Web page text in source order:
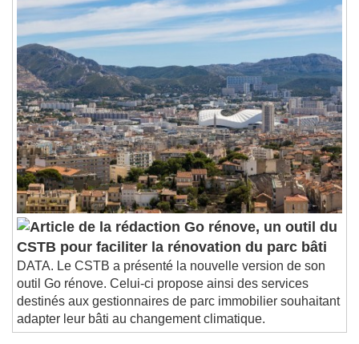
Go rénove, un outil du
CSTB pour faciliter la rénovation du parc bâti
DATA. Le CSTB a présenté la nouvelle version de son
outil Go rénove. Celui-ci propose ainsi des services
destinés aux gestionnaires de parc immobilier souhaitant
adapter leur bâti au changement climatique.